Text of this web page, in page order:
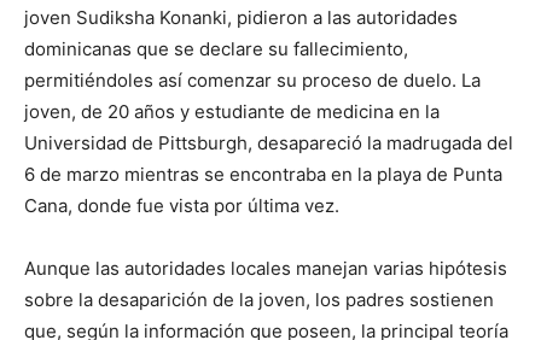
joven Sudiksha Konanki, pidieron a las autoridades
dominicanas que se declare su fallecimiento,
permitiéndoles así comenzar su proceso de duelo. La
joven, de 20 años y estudiante de medicina en la
Universidad de Pittsburgh, desapareció la madrugada del
6 de marzo mientras se encontraba en la playa de Punta
Cana, donde fue vista por última vez.
Aunque las autoridades locales manejan varias hipótesis
sobre la desaparición de la joven, los padres sostienen
que, según la información que poseen, la principal teoría